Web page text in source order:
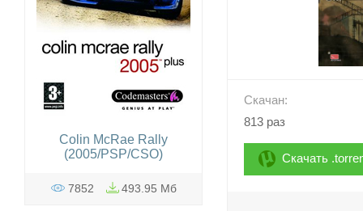
Скачан:
813 раз
Скачать
Colin McRae Rally
(2005/PSP/CSO)
7852 493.95 Мб